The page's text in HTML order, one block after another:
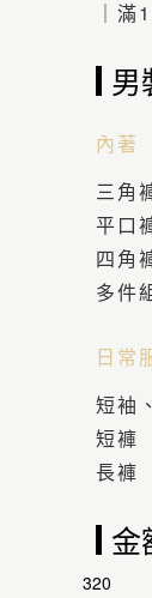
｜滿
男
內著
三角
平口
四角
多件
日常
短袖
短褲
長褲
金
320